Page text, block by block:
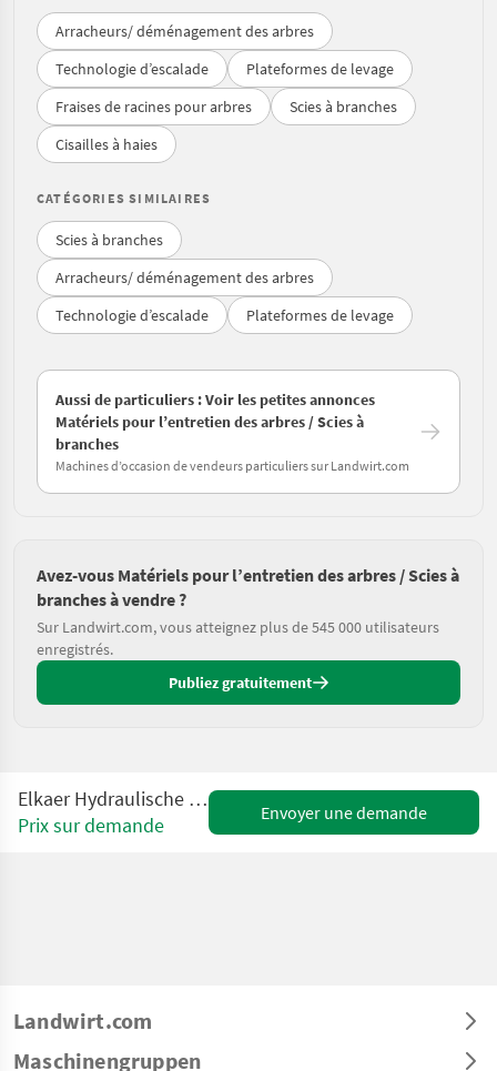
Arracheurs/ déménagement des arbres
Technologie d’escalade
Plateformes de levage
Fraises de racines pour arbres
Scies à branches
Cisailles à haies
CATÉGORIES SIMILAIRES
Scies à branches
Arracheurs/ déménagement des arbres
Technologie d’escalade
Plateformes de levage
Aussi de particuliers : Voir les petites annonces
Matériels pour l’entretien des arbres / Scies à
branches
Machines d’occasion de vendeurs particuliers sur Landwirt.com
Avez-vous Matériels pour l’entretien des arbres / Scies à
branches à vendre ?
Sur Landwirt.com, vous atteignez plus de 545 000 utilisateurs
enregistrés.
Publiez gratuitement
Elkaer Hydraulische Astsäge HS 800 HKL
Prix sur demande
Envoyer une demande
Landwirt.com
Maschinengruppen